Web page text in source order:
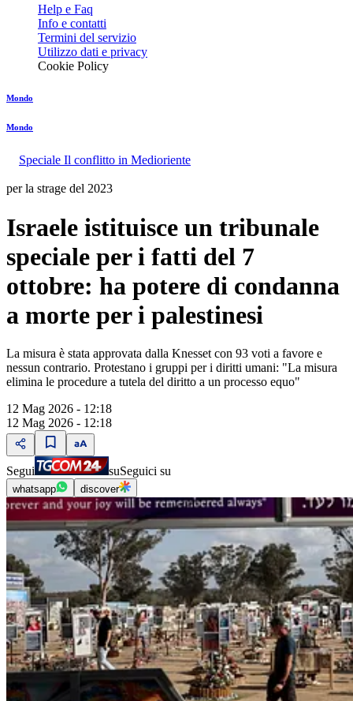
Help e Faq
Info e contatti
Termini del servizio
Utilizzo dati e privacy
Cookie Policy
Mondo
Mondo
Speciale Il conflitto in Medioriente
per la strage del 2023
Israele istituisce un tribunale
speciale per i fatti del 7
ottobre: ha potere di condanna
a morte per i palestinesi
La misura è stata approvata dalla Knesset con 93 voti a favore e
nessun contrario. Protestano i gruppi per i diritti umani: "La misura
elimina le procedure a tutela del diritto a un processo equo"
12 Mag 2026 - 12:18
12 Mag 2026 - 12:18
Segui suSeguici su
whatsapp discover